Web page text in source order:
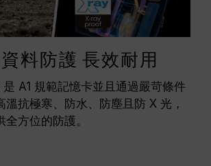
料防護 長效耐用
是 A1 規範記憶卡並且通過嚴苛條件
溫抗極寒、防水、防塵且防 X 光，
方位的防護。